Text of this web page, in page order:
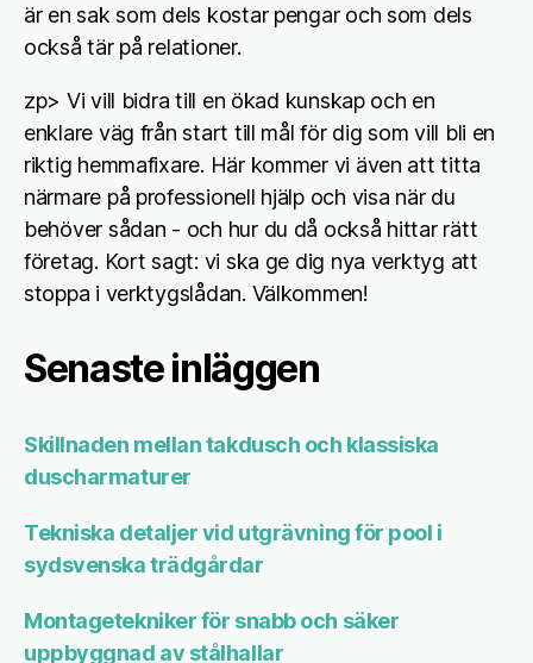
är en sak som dels kostar pengar och som dels
också tär på relationer.
zp> Vi vill bidra till en ökad kunskap och en
enklare väg från start till mål för dig som vill bli en
riktig hemmafixare. Här kommer vi även att titta
närmare på professionell hjälp och visa när du
behöver sådan - och hur du då också hittar rätt
företag. Kort sagt: vi ska ge dig nya verktyg att
stoppa i verktygslådan. Välkommen!
Senaste inläggen
Skillnaden mellan takdusch och klassiska
duscharmaturer
Tekniska detaljer vid utgrävning för pool i
sydsvenska trädgårdar
Montagetekniker för snabb och säker
uppbyggnad av stålhallar